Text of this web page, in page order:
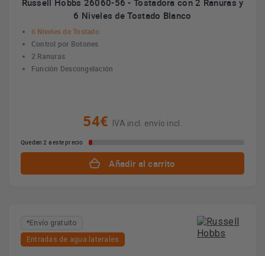
Russell Hobbs 26060-56 - Tostadora con 2 Ranuras y
6 Niveles de Tostado Blanco
6 Niveles de Tostado
Control por Botones
2 Ranuras
Función Descongelación
54€ IVA incl. envío incl.
Quedan 2 a este precio
Añadir al carrito
*Envío gratuito
Entradas de agua laterales